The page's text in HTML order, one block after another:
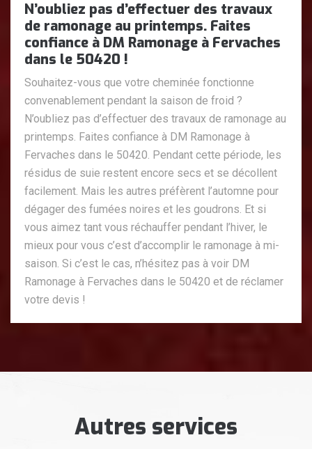
N’oubliez pas d’effectuer des travaux
de ramonage au printemps. Faites
confiance à DM Ramonage à Fervaches
dans le 50420 !
Souhaitez-vous que votre cheminée fonctionne
convenablement pendant la saison de froid ?
N’oubliez pas d’effectuer des travaux de ramonage au
printemps. Faites confiance à DM Ramonage à
Fervaches dans le 50420. Pendant cette période, les
résidus de suie restent encore secs et se décollent
facilement. Mais les autres préfèrent l’automne pour
dégager des fumées noires et les goudrons. Et si
vous aimez tant vous réchauffer pendant l’hiver, le
mieux pour vous c’est d’accomplir le ramonage à mi-
saison. Si c’est le cas, n’hésitez pas à voir DM
Ramonage à Fervaches dans le 50420 et de réclamer
votre devis !
Autres services